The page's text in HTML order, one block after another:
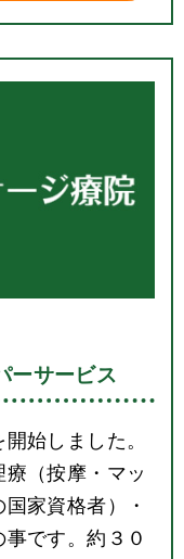
ーサービス
始しました。
（按摩・マッ
家資格者）・
です。約３０